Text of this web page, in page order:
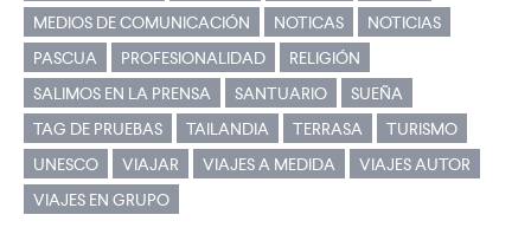
MEDIOS DE COMUNICACIÓN
NOTICAS
NOTICIAS
PASCUA
PROFESIONALIDAD
RELIGIÓN
SALIMOS EN LA PRENSA
SANTUARIO
SUEÑA
TAG DE PRUEBAS
TAILANDIA TERRASA
TURISMO
UNESCO
VIAJAR VIAJES A MEDIDA
VIAJES AUTOR
VIAJES EN GRUPO